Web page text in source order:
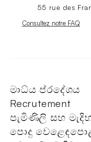
55 rue des
Nouvelle fenêtre
Consultez notre FAQ
මාධ්ය ප්රදේශය
Recrutement
පැමිණිලි සහ
පොදු